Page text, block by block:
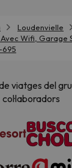
Loudenvielle
Wifi, Garage
695
viatges del
col·laboradors